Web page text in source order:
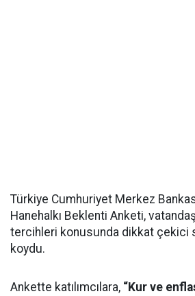
Türkiye Cumhuriyet Merkez
Hanehalkı Beklenti Anketi,
tercihleri konusunda dikkat çekici
koydu.
Ankette katılımcılara, “Kur ve